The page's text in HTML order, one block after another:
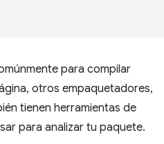
para compilar
otros empaquetadores,
tienen herramientas de
para analizar tu paquete.